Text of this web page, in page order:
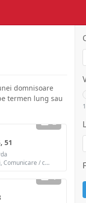
domnisoare
termen lung sau
2
51
Cauta: Intalniri, Comunicare / chat, Prietenie, Casatorie
1